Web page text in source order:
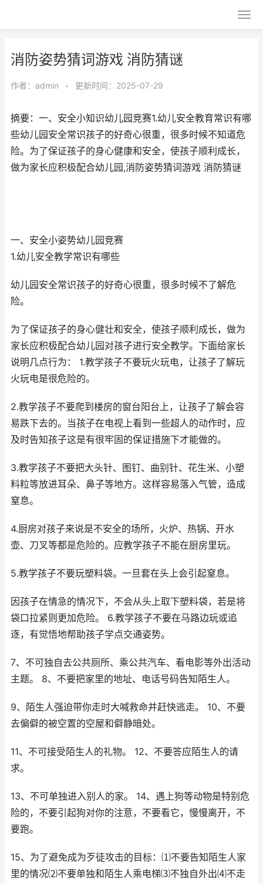
消防姿势猜词游戏 消防猜谜
作者： admin • 更新时间：2025-07-29
摘要：一、安全小知识幼儿园竞赛1.幼儿安全教育常识有哪
些幼儿园安全常识孩子的好奇心很重，很多时候不知道危
险。为了保证孩子的身心健康和安全，使孩子顺利成长，
做为家长应积极配合幼儿园,消防姿势猜词游戏 消防猜谜
一、安全小姿势幼儿园竞赛
1.幼儿安全教学常识有哪些
幼儿园安全常识孩子的好奇心很重，很多时候不了解危
险。
为了保证孩子的身心健壮和安全，使孩子顺利成长，做为
家长应积极配合幼儿园对孩子进行安全教学。下面给家长
说明几点行为： 1.教学孩子不要玩火玩电，让孩子了解玩
火玩电是很危险的。
2.教学孩子不要爬到楼房的窗台阳台上，让孩子了解会容
易跌下去的。当孩子在电视上看到一些超人的动作时，应
及时告知孩子这是有很牢固的保证措施下才能做的。
3.教学孩子不要把大头针、图钉、曲别针、花生米、小塑
料粒等放进耳朵、鼻子等地方。这样容易落入气管，造成
窒息。
4.厨房对孩子来说是不安全的场所，火炉、热锅、开水
壶、刀叉等都是危险的。应教学孩子不能在厨房里玩。
5.教学孩子不要玩塑料袋。一旦套在头上会引起窒息。
因孩子在情急的情况下，不会从头上取下塑料袋，若是将
袋口拉紧则更加危险。 6.教学孩子不要在马路边玩或追
逐，有觉悟地帮助孩子学点交通姿势。
7、不可独自去公共厕所、乘公共汽车、看电影等外出活动
主题。 8、不要把家里的地址、电话号码告知陌生人。
9、陌生人强迫带你走时大喊救命并赶快逃走。 10、不要
去偏僻的被空置的空屋和僻静暗处。
11、不可接受陌生人的礼物。 12、不要答应陌生人的请
求。
13、不可单独进入别人的家。 14、遇上狗等动物是特别危
险的，不要引起狗对你的注意，不要看它，慢慢离开，不
要跑。
15、为了避免成为歹徒攻击的目标：⑴不要告知陌生人家
里的情况⑵不要单独和陌生人乘电梯⑶不独自外出⑷不走